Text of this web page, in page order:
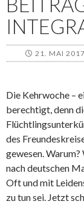
21. MAI
Die Kehrwoche –
berechtigt, denn
des
gewesen.
nach deutschen
Oft und mit
zu tun sei. Jetzt